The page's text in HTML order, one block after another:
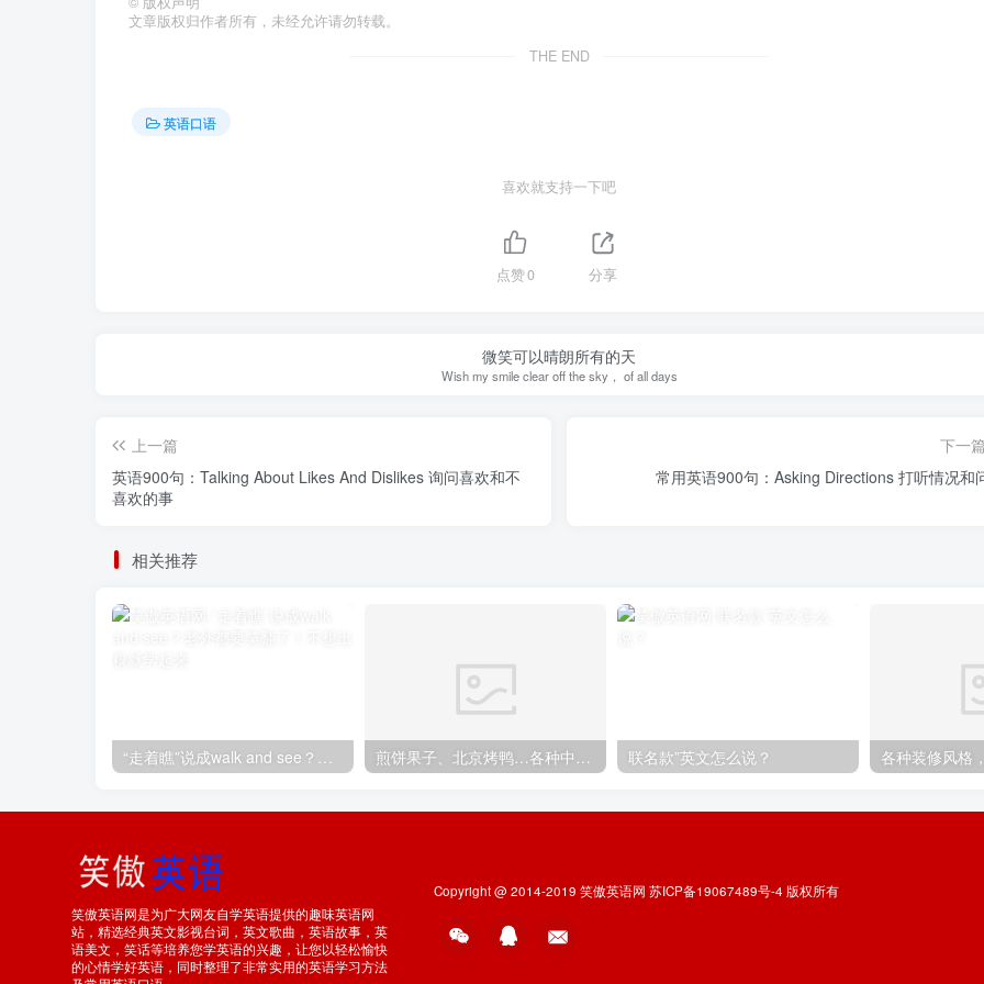
文章版权归作者所有，未经允许请勿转载。
THE END
英语口语
喜欢就支持一下吧
点赞0 分享
微笑可以晴朗所有的天
Wish my smile clear off the sky， of all days
上一篇
英语900句：Talking About Likes And Dislikes 询问喜欢和不
喜欢的事
下一篇
常用英语900句：Asking Directions 打听情况和
相关推荐
煎饼果子、北京烤鸭…各种中国特色美食英语怎么说 联名款”英文怎么说？
笑傲英语网是为广大网友自学英语提供的趣味英语网
站，精选经典英文影视台词，英文歌曲，英语故事，英
语美文，笑话等培养您学英语的兴趣，让您以轻松愉快
的心情学好英语，同时整理了非常实用的英语学习方法
Copyright @ 2014-2019 笑傲英语网 苏ICP备19067489号-4 版权所有